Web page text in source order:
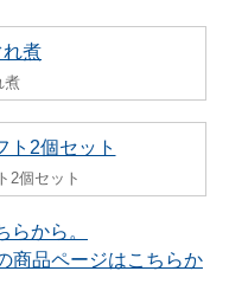
煮
2個セット
から。
商品ページはこちらか